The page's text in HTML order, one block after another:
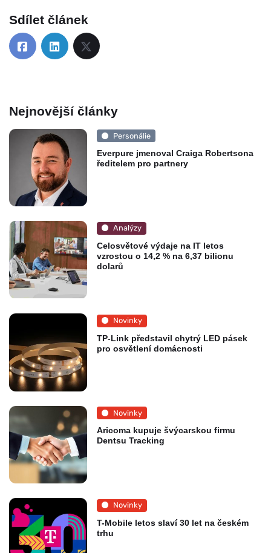
Sdílet článek
Nejnovější články
Personálie
Everpure jmenoval Craiga Robertsona
ředitelem pro partnery
Analýzy
Celosvětové výdaje na IT letos
vzrostou o 14,2 % na 6,37 bilionu
dolarů
Novinky
TP-Link představil chytrý LED pásek
pro osvětlení domácnosti
Novinky
Aricoma kupuje švýcarskou firmu
Dentsu Tracking
Novinky
T-Mobile letos slaví 30 let na českém
trhu